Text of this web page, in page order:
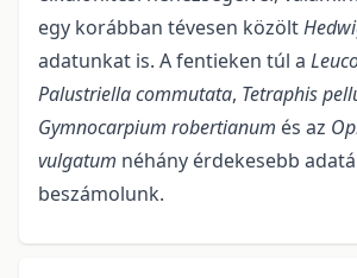
egy korábban tévesen közölt
adatunkat is. A fentieken túl a
Palustriella commutata, Tetraphis
Gymnocarpium rober­tianum és az
vulgatum néhány érdekesebb
beszámolunk.